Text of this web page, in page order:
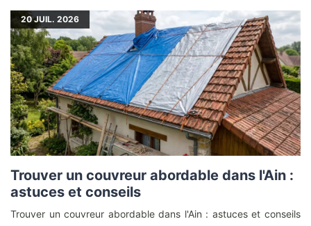
20JUIL. 2026
Trouver un couvreur abordable dans l'Ain :
astuces et conseils
Trouver un couvreur abordable dans l'Ain : astuces et conseils